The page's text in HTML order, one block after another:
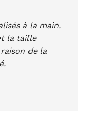
à la main.
la taille
de la